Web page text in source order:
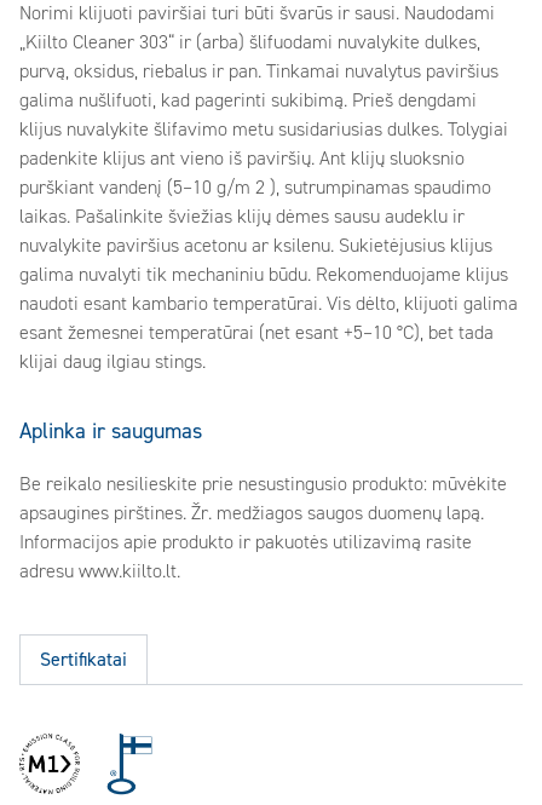
Norimi klijuoti paviršiai turi būti švarūs ir sausi. Naudodami
„Kiilto Cleaner 303“ ir (arba) šlifuodami nuvalykite dulkes,
purvą, oksidus, riebalus ir pan. Tinkamai nuvalytus paviršius
galima nušlifuoti, kad pagerinti sukibimą. Prieš dengdami
klijus nuvalykite šlifavimo metu susidariusias dulkes. Tolygiai
padenkite klijus ant vieno iš paviršių. Ant klijų sluoksnio
purškiant vandenį (5–10 g/m 2 ), sutrumpinamas spaudimo
laikas. Pašalinkite šviežias klijų dėmes sausu audeklu ir
nuvalykite paviršius acetonu ar ksilenu. Sukietėjusius klijus
galima nuvalyti tik mechaniniu būdu. Rekomenduojame klijus
naudoti esant kambario temperatūrai. Vis dėlto, klijuoti galima
esant žemesnei temperatūrai (net esant +5–10 °C), bet tada
klijai daug ilgiau stings.
Aplinka ir saugumas
Be reikalo nesilieskite prie nesustingusio produkto: mūvėkite
apsaugines pirštines. Žr. medžiagos saugos duomenų lapą.
Informacijos apie produkto ir pakuotės utilizavimą rasite
adresu www.kiilto.lt.
Sertifikatai